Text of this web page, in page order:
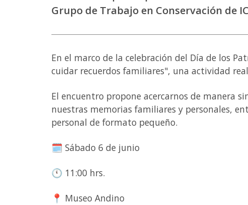
Grupo de Trabajo en Conservación de
En el marco de la celebración del Día de los
cuidar recuerdos familiares", una actividad
El encuentro propone acercarnos de manera
nuestras memorias familiares y personales,
personal de formato pequeño.
🗓 Sábado 6 de junio
🕚 11:00 hrs.
📍 Museo Andino